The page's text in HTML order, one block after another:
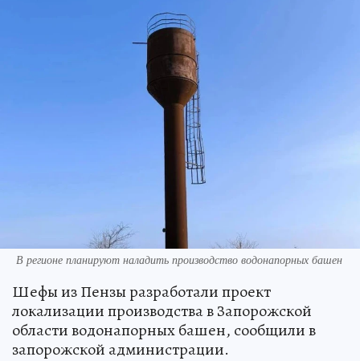
В регионе планируют наладить производство водонапорных башен
Шефы из Пензы разработали проект
локализации производства в Запорожской
области водонапорных башен, сообщили в
запорожской администрации.